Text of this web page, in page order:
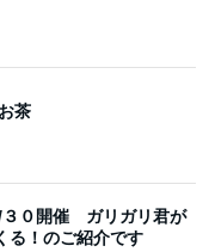
茶
/３０開催 ガリガリ君が
る！のご紹介です